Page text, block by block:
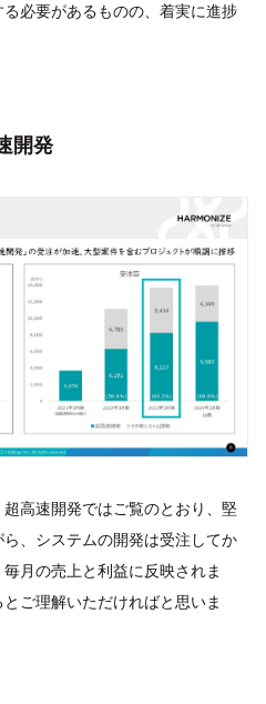
必要があるものの、着実に進捗
開発
高速開発ではご覧のとおり、堅
、システムの開発は受注してか
月の売上と利益に反映されま
ご理解いただければと思いま